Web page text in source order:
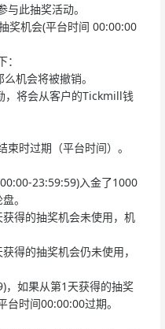
此抽奖活动。
奖机会(平台时间 00:00:00
机会将被撤销。
将会从客户的Tickmill钱
时过期（平台时间）。
23:59:59)入金了1000
。
得的抽奖机会未使用，机
得的抽奖机会仍未使用，
，如果从第1天获得的抽奖
时间00:00:00过期。